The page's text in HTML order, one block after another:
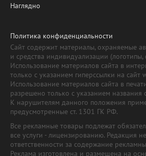
Наглядно
Политика конфиденциальности
Сайт содержит материалы, охраняемые
и средства индивидуализации
Использование материалов сайта в
только с указанием гиперссылки на сайт
Использование материалов сайта в
разрешено только с указанием названия
К нарушителям данного положения
предусмотренные ст. 1301 ГК РФ.
Все рекламные товары подлежат
все услуги - лицензированию. Редакция
ответственности за содержание
Реклама изготовлена и размещена на